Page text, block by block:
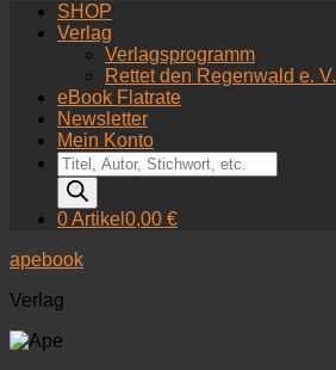
SHOP
Verlag
Verlagsprogramm
Rettet den Regenwald e. V.
eBook Flatrate
Newsletter
Mein Konto
Products
search
0 Artikel 0,00 €
apebook
Verlag